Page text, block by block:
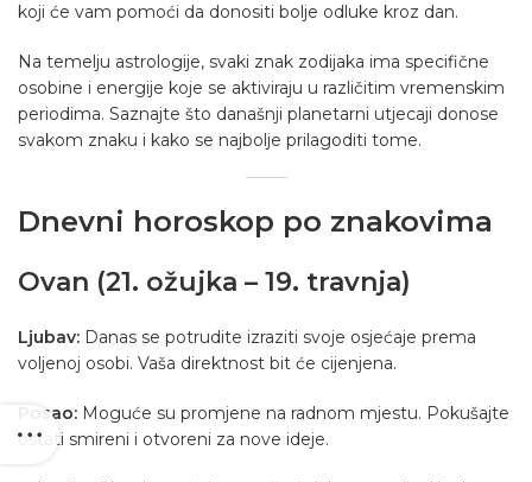
koji će vam pomoći da donositi bolje odluke kroz dan.
Na temelju astrologije, svaki znak zodijaka ima specifične
osobine i energije koje se aktiviraju u različitim vremenskim
periodima. Saznajte što današnji planetarni utjecaji donose
svakom znaku i kako se najbolje prilagoditi tome.
Dnevni horoskop po znakovima
Ovan (21. ožujka – 19. travnja)
Ljubav: Danas se potrudite izraziti svoje osjećaje prema
voljenoj osobi. Vaša direktnost bit će cijenjena.
Posao: Moguće su promjene na radnom mjestu. Pokušajte
ostati smireni i otvoreni za nove ideje.